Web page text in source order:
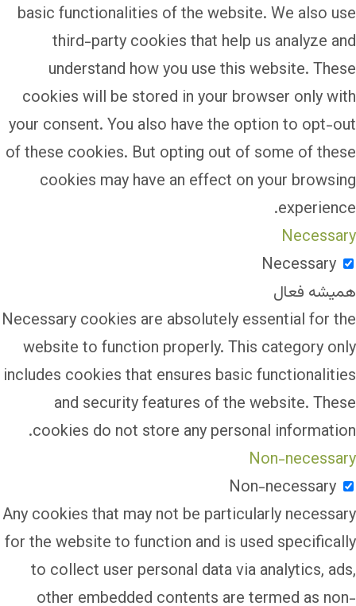
basic functionalities of the website. We also use
third-party cookies that help us analyze and
understand how you use this website. These
cookies will be stored in your browser only with
your consent. You also have the option to opt-out
of these cookies. But opting out of some of these
cookies may have an effect on your browsing
experience.
Necessary
Necessary
همیشه فعال
Necessary cookies are absolutely essential for the
website to function properly. This category only
includes cookies that ensures basic functionalities
and security features of the website. These
cookies do not store any personal information.
Non-necessary
Non-necessary
Any cookies that may not be particularly necessary
for the website to function and is used specifically
to collect user personal data via analytics, ads,
other embedded contents are termed as non-